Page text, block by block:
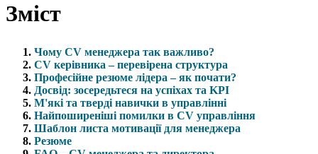
Зміст
Чому CV менеджера так важливо?
CV керівника – перевірена структура
Професійне резюме лідера – як почати?
Досвід: зосередьтеся на успіхах та KPI
М'які та тверді навички в управлінні
Найпоширеніші помилки в CV управління
Шаблон листа мотивації для менеджера
Резюме